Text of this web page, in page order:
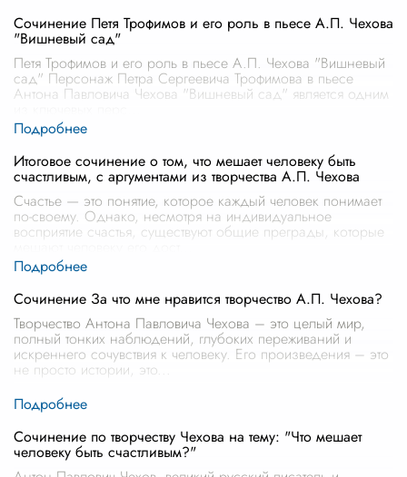
Сочинение Петя Трофимов и его роль в пьесе А.П. Чехова
"Вишневый сад"
Петя Трофимов и его роль в пьесе А.П. Чехова "Вишневый
сад" Персонаж Петра Сергеевича Трофимова в пьесе
Антона Павловича Чехова "Вишневый сад" является одним
Итоговое сочинение о том, что мешает человеку быть
счастливым, с аргументами из творчества А.П. Чехова
Счастье — это понятие, которое каждый человек понимает
по-своему. Однако, несмотря на индивидуальное
восприятие счастья, существуют общие преграды, которые
Сочинение За что мне нравится творчество А.П. Чехова?
Творчество Антона Павловича Чехова – это целый мир,
полный тонких наблюдений, глубоких переживаний и
искреннего сочувствия к человеку. Его произведения – это
не просто истории, это
Сочинение по творчеству Чехова на тему: "Что мешает
человеку быть счастливым?"